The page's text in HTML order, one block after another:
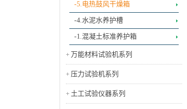
-5.电热鼓风干燥箱
-4.水泥水养护槽
-1.混凝土标准养护箱
万能材料试验机系列
压力试验机系列
土工试验仪器系列